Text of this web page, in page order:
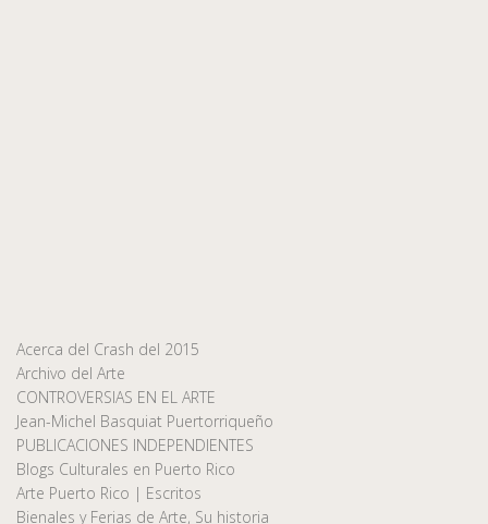
Acerca del Crash del 2015
Archivo del Arte
CONTROVERSIAS EN EL ARTE
Jean-Michel Basquiat Puertorriqueño
PUBLICACIONES INDEPENDIENTES
Blogs Culturales en Puerto Rico
Arte Puerto Rico | Escritos
Bienales y Ferias de Arte, Su historia